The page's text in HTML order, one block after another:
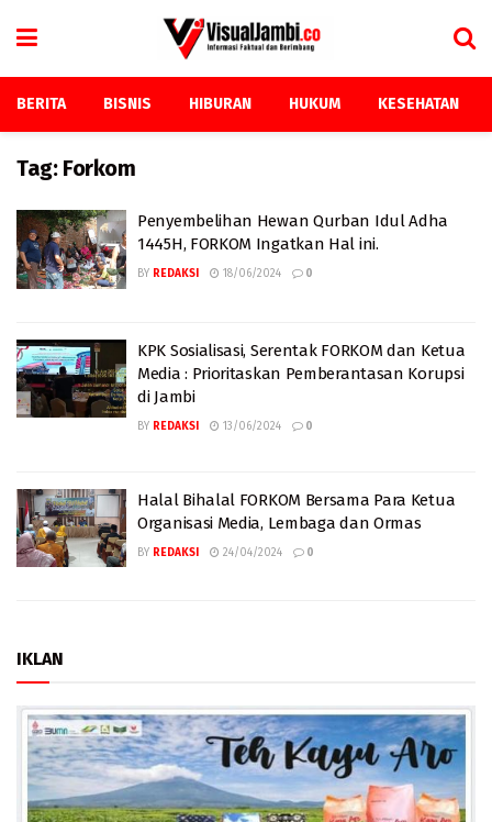
BERITA BISNIS HIBURAN HUKUM KESEHATAN
Tag: Forkom
Penyembelihan Hewan Qurban Idul Adha
1445H, FORKOM Ingatkan Hal ini.
BY REDAKSI 18/06/2024 0
KPK Sosialisasi, Serentak FORKOM dan Ketua
Media : Prioritaskan Pemberantasan Korupsi
di Jambi
BY REDAKSI 13/06/2024 0
Halal Bihalal FORKOM Bersama Para Ketua
Organisasi Media, Lembaga dan Ormas
BY REDAKSI 24/04/2024 0
IKLAN